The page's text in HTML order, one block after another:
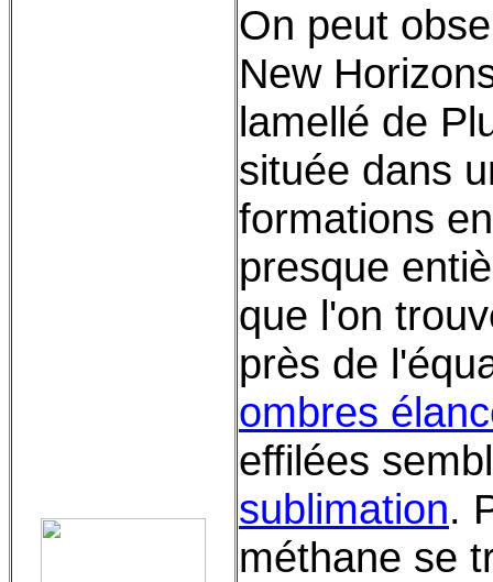
On peut
New
lamellé de
située dans
formations
presque
que l'on
près de
ombres
effilées
sublimation.
méthane se